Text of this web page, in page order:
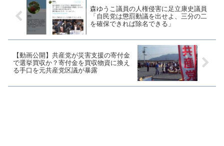
森ゆうこ議員の人権侵害に足立康史議員
「自民党は懲罰動議を出せよ、三分の二
を確保できれば除名できる」
【動画公開】共産党が災害支援の寄付金
で選挙買収か？寄付金を買収物資に換え
る手口を元共産党区議が暴露